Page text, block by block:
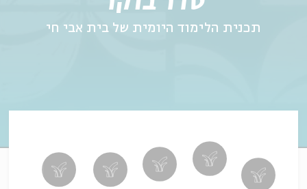
תכנית הלימוד היומית של בית אבי חי